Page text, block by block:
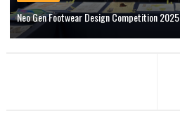
Neo Gen Footwear Design Competition 2025